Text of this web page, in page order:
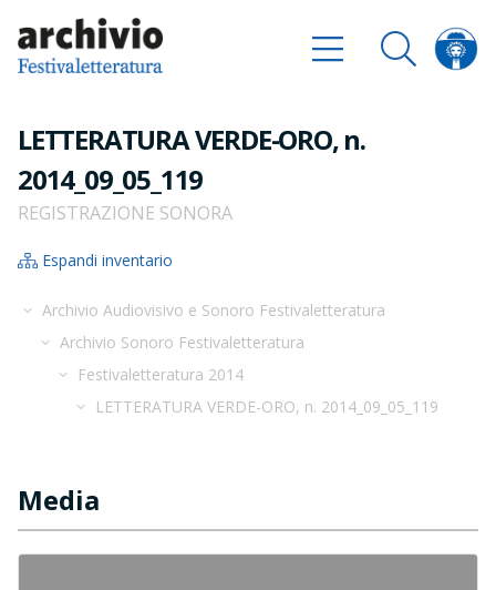
LETTERATURA VERDE-ORO, n.
2014_09_05_119
REGISTRAZIONE SONORA
Espandi inventario
Archivio Audiovisivo e Sonoro Festivaletteratura
Archivio Sonoro Festivaletteratura
Festivaletteratura 2014
LETTERATURA VERDE-ORO, n. 2014_09_05_119
Media